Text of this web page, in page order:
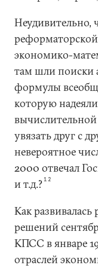
Неудивительно,
экономико-
там шли поиски
формулы
которую
увязать друг с
невероятное
2000 отвечал
и т.д.?12
Как
решений
КПСС в январе
отраслей